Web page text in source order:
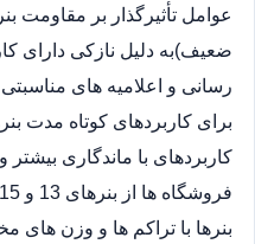
ضعیف)به دلیل نازکی دارای
رسانی و اعلامیه های
کاربردهای با ماندگاری بیشتر
بنرها با تراکم ها و وزن های